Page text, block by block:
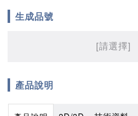
生成品號
[請選擇]
產品說明